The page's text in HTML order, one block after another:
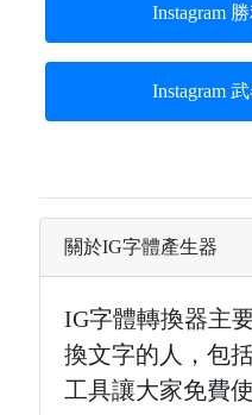
Instagram
Instagram
關於IG字體產生器
IG字體轉換器主
換文字的人，包
工具讓大家免費